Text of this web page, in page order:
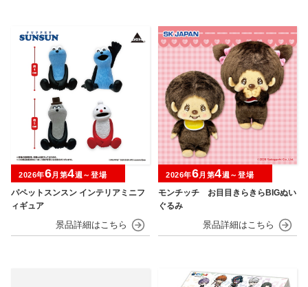
パペットスンスン インテリアミニフ
ィギュア
2026年6月第4週～登場
モンチッチ お目目きらきらBIGぬい
ぐるみ
2026年6月第4週～登場